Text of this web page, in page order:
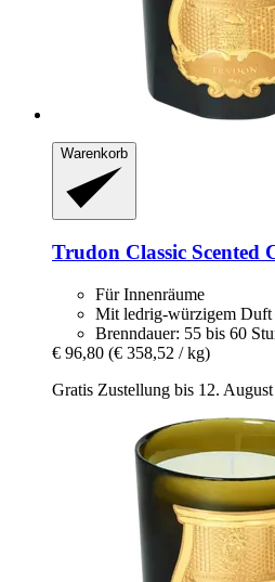
Warenkorb
Trudon Classic Scented
Für Innenräume
Mit ledrig-würzigem Duft
Brenndauer: 55 bis 60
€ 96,80 (€ 358,52 / kg)
Gratis Zustellung bis 12. August